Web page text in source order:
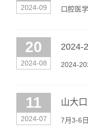
2024-09 口腔医
20
2024-08
2024-
2024-
11
2024-07
山大
7月3-6